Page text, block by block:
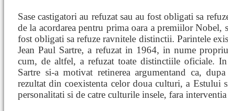
Sase castigatori au refuzat sau au fost obligati sa
de la acordarea pentru prima oara a premiilor Nobel,
fost obligati sa refuze ravnitele distinctii. Parintele
Jean Paul Sartre, a refuzat in 1964, in nume
cum, de altfel, a refuzat toate distinctiile oficiale. In
Sartre si-a motivat retinerea argumentand ca,
rezultat din coexistenta celor doua culturi, a Estului
personalitati si de catre culturile insele, fara